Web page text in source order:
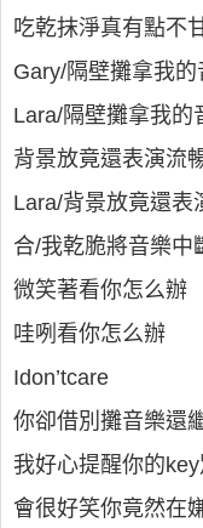
吃乾抹淨真有點不
Gary/隔壁攤拿我的
Lara/隔壁攤拿我的
背景放竟還表演流
Lara/背景放竟還表
合/我乾脆將音樂中
微笑著看你怎么辦
哇咧看你怎么辦
Idon’tcare
你卻借別攤音樂還
我好心提醒你的
會很好笑你竟然在